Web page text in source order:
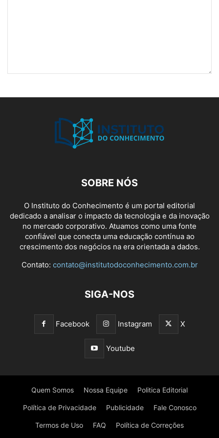
SOBRE NÓS
O Instituto do Conhecimento é um portal editorial
dedicado a analisar o impacto da tecnologia e da inovação
no mercado corporativo. Atuamos como uma fonte
confiável que conecta uma educação contínua ao
crescimento dos negócios na era orientada a dados.
Contato: contato@institutodoconhecimento.com.br
SIGA-NOS
Facebook Instagram X
Youtube
Quem Somos Nossa Equipe Politica Editorial
Política de Privacidade Publicidade Fale Conosco
Termos de Uso FAQ Política de Correções